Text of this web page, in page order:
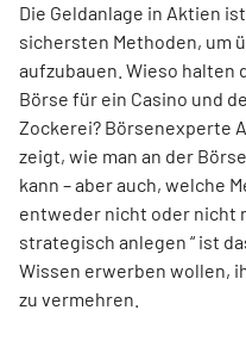
Die Geldanlage in Aktien
sichersten Methoden, um
aufzubauen. Wieso halten
Börse für ein Casino und
Zockerei? Börsenexperte
zeigt, wie man an der
kann – aber auch, welche
entweder nicht oder nicht
strategisch anlegen “ ist
Wissen erwerben wollen,
zu vermehren.